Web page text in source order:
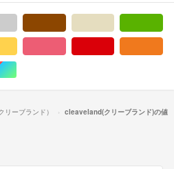
/金色系マルチカラー
ーブランド）
cleaveland(クリーブランド)の値